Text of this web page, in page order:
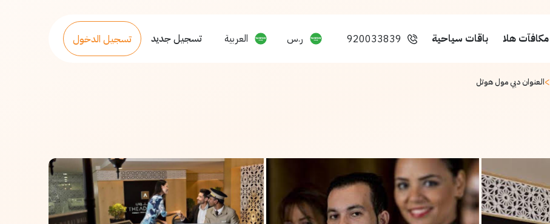
مكافآت هلا باقات سياحية 920033839 ر.س العربية تسجيل جديد تسجيل الدخول
>العنوان دبي مول هوتل